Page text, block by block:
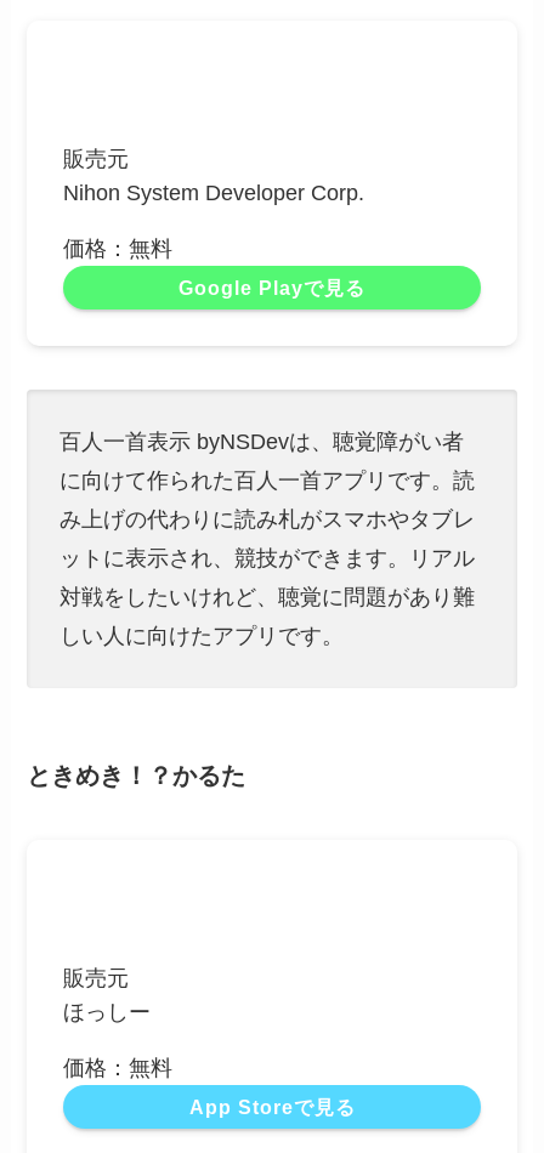
販売元
Nihon System Developer Corp.
価格：無料
Google Playで見る
百人一首表示 byNSDevは、聴覚障がい者
に向けて作られた百人一首アプリです。読
み上げの代わりに読み札がスマホやタブレ
ットに表示され、競技ができます。リアル
対戦をしたいけれど、聴覚に問題があり難
しい人に向けたアプリです。
ときめき！？かるた
販売元
ほっしー
価格：無料
App Storeで見る